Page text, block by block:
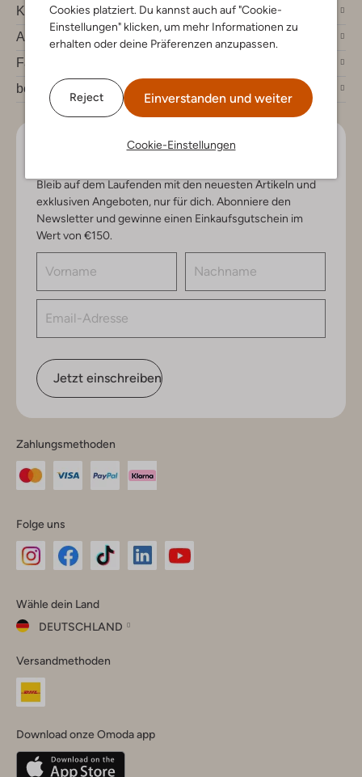
Cookies platziert. Du kannst auch auf "Cookie-
Einstellungen" klicken, um mehr Informationen zu
erhalten oder deine Präferenzen anzupassen.
Reject Einverstanden und weiter
Cookie-Einstellungen
Kundenservice
Account
Fashion News
bei Omoda
Lass uns in Kontakt bleiben
Bleib auf dem Laufenden mit den neuesten Artikeln und
exklusiven Angeboten, nur für dich. Abonniere den
Newsletter und gewinne einen Einkaufsgutschein im
Wert von €150.
Jetzt einschreiben
Zahlungsmethoden
Folge uns
Instagram
Facebook
TikTok
Wähle dein Land
DEUTSCHLAND
dein
Land
Belgique(Français)
Versandmethoden
Download onze Omoda app